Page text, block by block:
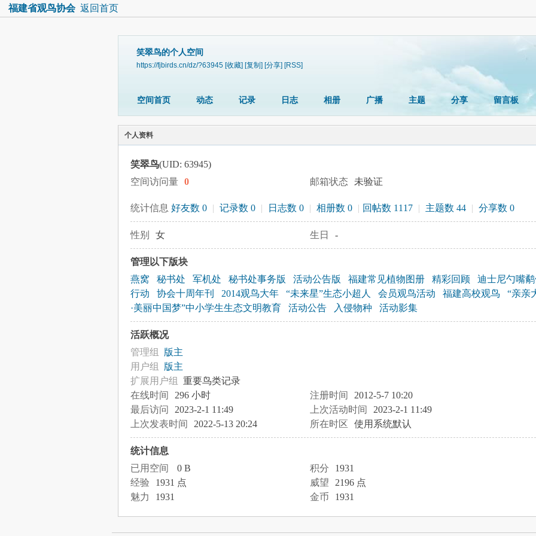
福建省观鸟协会 返回首页
笑翠鸟的个人空间
https://fjbirds.cn/dz/?63945 [收藏] [复制] [分享] [RSS]
空间首页 动态 记录 日志 相册 广播 主题 分享 留言板
个人资料
笑翠鸟(UID: 63945)
空间访问量 0 邮箱状态 未验证
统计信息 好友数 0 | 记录数 0 | 日志数 0 | 相册数 0 | 回帖数 1117 | 主题数 44 | 分享数 0
性别 女 生日 -
管理以下版块
燕窝
秘书处 军机处 秘书处事务版 活动公告版 福建常见植物图册 精彩回顾
迪士尼勺嘴
行动
协会十周年刊 2014观鸟大年 “未来星”生态小超人 会员观鸟活动 福建高校观鸟
“亲亲
·美丽中国梦”中小学生生态文明教育
活动公告 入侵物种 活动影集
活跃概况
管理组 版主
用户组 版主
扩展用户组 重要鸟类记录
在线时间
296 小时 注册时间
2012-5-7 10:20
最后访问
2023-2-1 11:49 上次活动时间
2023-2-1 11:49
上次发表时间
2022-5-13 20:24 所在时区 使用系统默认
统计信息
已用空间
0 B 积分
1931
经验
1931 点 威望
2196 点
魅力
1931 金币 1931